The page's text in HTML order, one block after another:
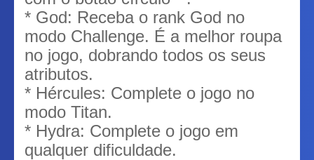
* God: Receba o rank God no
modo Challenge. É a melhor roupa
no jogo, dobrando todos os seus
atributos.
* Hércules: Complete o jogo no
modo Titan.
* Hydra: Complete o jogo em
qualquer dificuldade.